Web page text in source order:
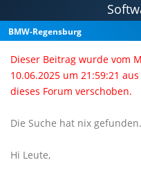
BMW-Regensburg
Dieser Beitrag wurde vom
10.06.2025 um 21:59:21
dieses Forum verschoben.
Die Suche hat nix gefunden.
Hi Leute,